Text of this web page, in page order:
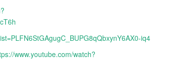
iq4
www.youtube.com/watch?